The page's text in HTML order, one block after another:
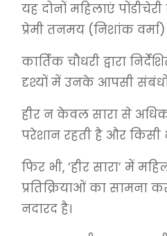
यह दोनों महिलाएं
प्रेमी तनमय (निशांक
कार्तिक चौधरी द्वारा
दृश्यों में उनके आपसी संबंधों
हीर न केवल सारा से अधिक
परेशान रहती है और किसी
फिर भी, ‘हीर सारा’ में
प्रतिक्रियाओं का सामना
नदारद है।